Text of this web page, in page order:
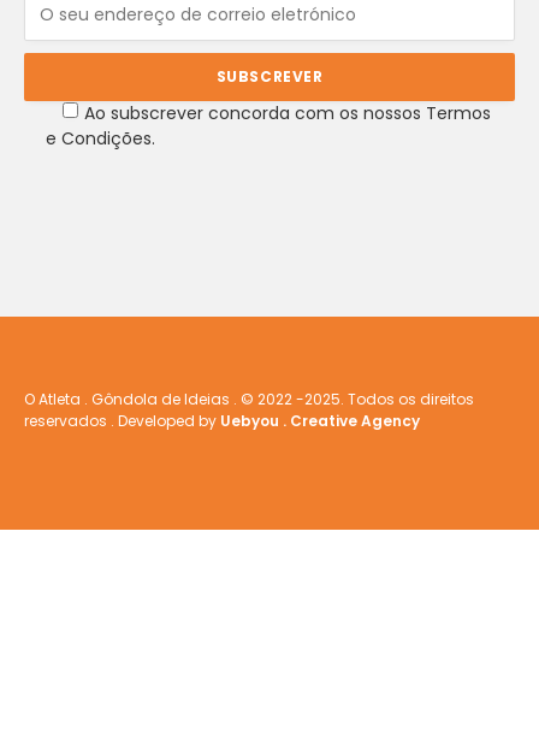
Ao subscrever concorda com os nossos Termos
e Condições.
O Atleta . Gôndola de Ideias . © 2022 -2025. Todos os direitos
reservados . Developed by Uebyou . Creative Agency